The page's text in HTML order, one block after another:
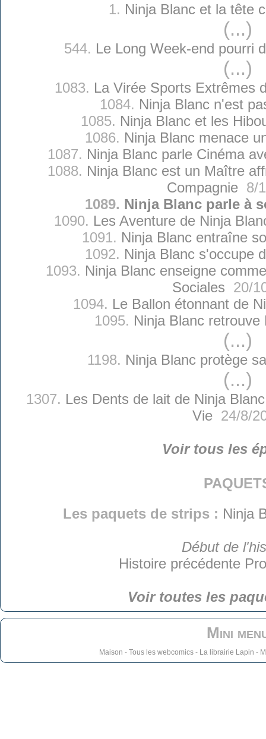
1. Ninja Blanc et la tête
(...)
544. Le Long Week-end pourri
(...)
1083. La Virée Sports Extrêmes
1084. Ninja Blanc n'est
1085. Ninja Blanc et les
1086. Ninja Blanc menace
1087. Ninja Blanc parle Cinéma
1088. Ninja Blanc est un Maître
Compagnie8/
1089. Ninja Blanc parle à
1090. Les Aventure de Ninja
1091. Ninja Blanc entraîne
1092. Ninja Blanc s'occupe
1093. Ninja Blanc enseigne
Sociales 20/
1094. Le Ballon étonnant de
1095. Ninja Blanc retrouve
(...)
1198. Ninja Blanc protège
(...)
1307. Les Dents de lait de Ninja
Vie24/8/
Voir tous les
Les paquets de strips : Ninja
Début de
Histoire précédente
Voir toutes les
Mini
Maison - Tous les webcomics- La librairie Lapin -